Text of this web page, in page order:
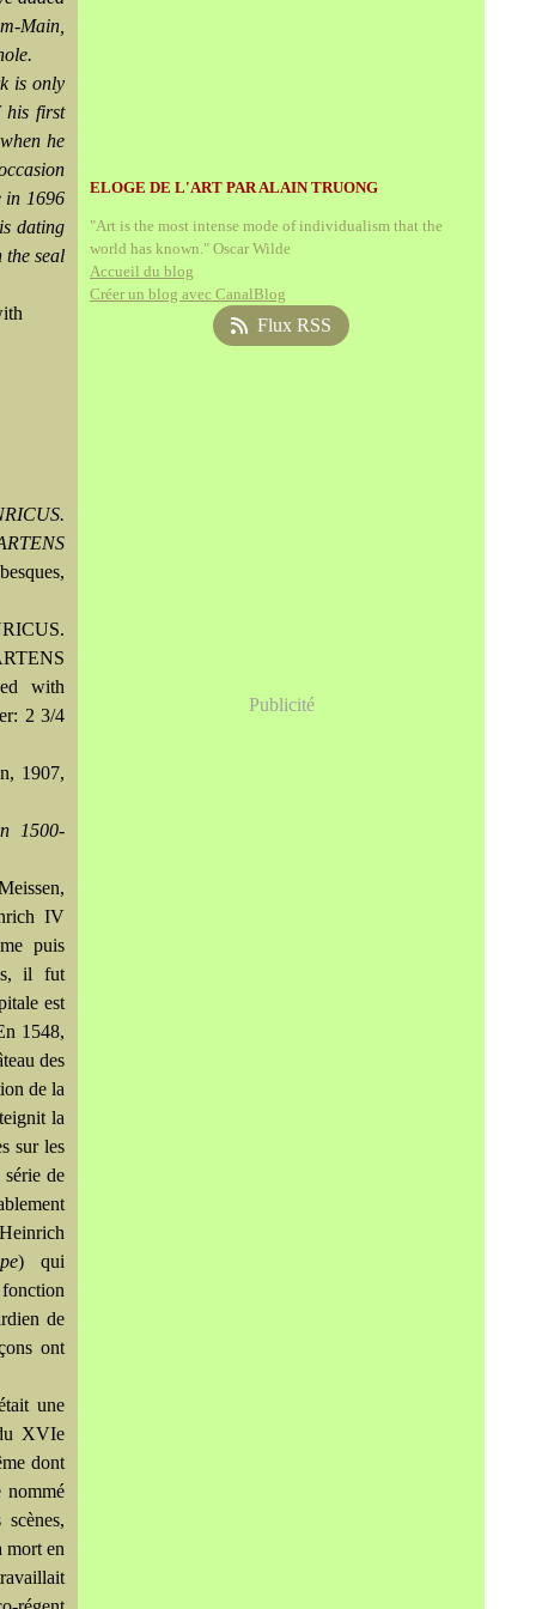
Main,
is only
his first
he
in 1696
dating
the seal
with
2 3/4
1907,
1500-
IV
puis
il fut
est
1548,
des
de la
la
sur les
de
) qui
de
ont
une
XVIe
dont
nommé
mort en
ELOGE DE L'ART PAR ALAIN TRUONG
"Art is the most intense mode of individualism that the
world has known." Oscar Wilde
Accueil du blog
Créer un blog avec CanalBlog
Flux RSS
Publicité